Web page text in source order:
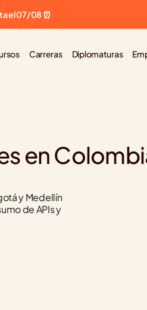
el 07/08 ⏰
Carreras Diplomaturas
en
y Medellín
de APIs y